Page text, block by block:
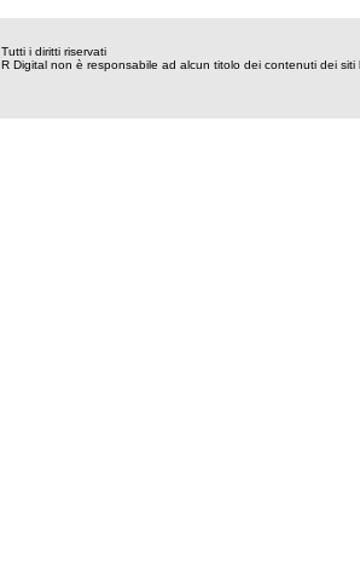
Tutti i diritti riservati
R Digital non è responsabile ad alcun titolo dei contenuti dei siti